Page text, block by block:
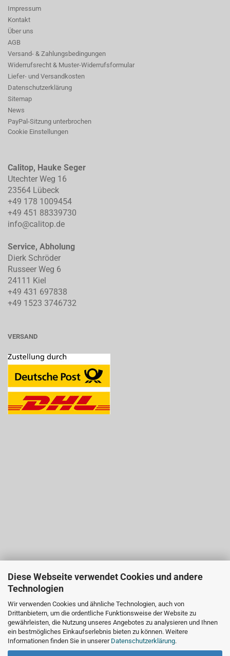
Diese Webseite verwendet Cookies und andere
Technologien
Wir verwenden Cookies und ähnliche Technologien, auch von
Drittanbietern, um die ordentliche Funktionsweise der Website zu
gewährleisten, die Nutzung unseres Angebotes zu analysieren und Ihnen
ein bestmögliches Einkaufserlebnis bieten zu können. Weitere
Informationen finden Sie in unserer Datenschutzerklärung.
Impressum
Kontakt
Über uns
AGB
Versand- & Zahlungsbedingungen
Widerrufsrecht & Muster-Widerrufsformular
Liefer- und Versandkosten
Datenschutzerklärung
Sitemap
News
PayPal-Sitzung unterbrochen
Cookie Einstellungen
Calitop, Hauke Seger
Utechter Weg 16
23564 Lübeck
+49 178 1009454
+49 451 88339730
info@calitop.de
Service, Abholung
Dierk Schröder
Russeer Weg 6
24111 Kiel
+49 431 697838
+49 1523 3746732
VERSAND